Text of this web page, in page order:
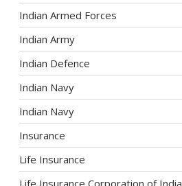
Indian Armed Forces
Indian Army
Indian Defence
Indian Navy
Indian Navy
Insurance
Life Insurance
Life Insurance Corporation of India